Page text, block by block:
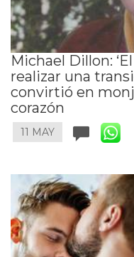
Michael Dillon:
realizar una
convirtió en
corazón
11 MAY